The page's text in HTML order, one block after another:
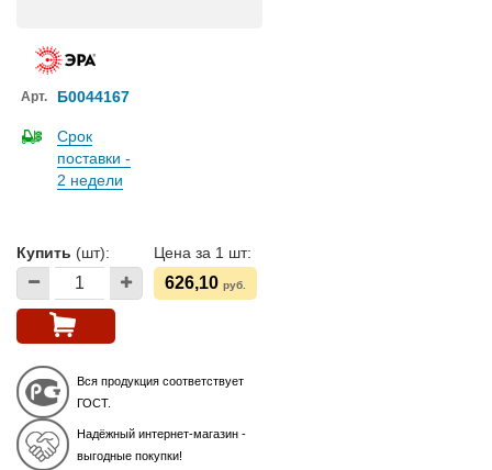
Арт. Б0044167
Срок
поставки -
2 недели
Купить (шт): Цена за 1 шт:
626,10 руб.
Вся продукция соответствует
ГОСТ.
Надёжный интернет-магазин -
выгодные покупки!